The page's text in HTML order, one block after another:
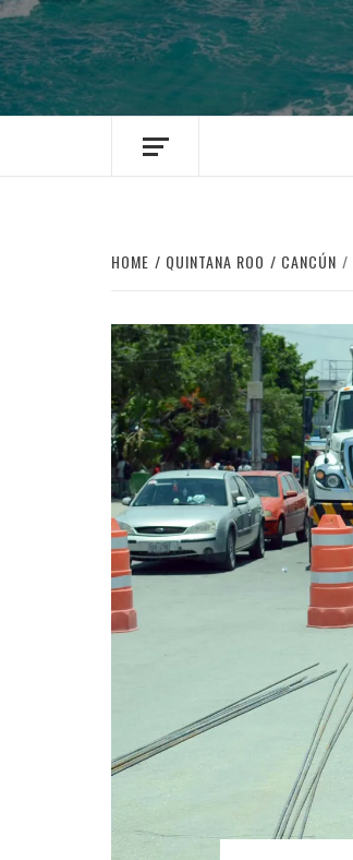
HOME QUINTANA ROO CANCÚN